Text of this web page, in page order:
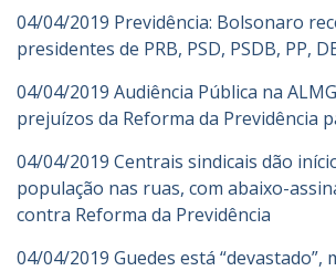
04/04/2019 Previdência: Bolsonaro
presidentes de PRB, PSD, PSDB, PP,
04/04/2019 Audiência Pública na
prejuízos da Reforma da Previdência
04/04/2019 Centrais sindicais dão
população nas ruas, com abaixo-
contra Reforma da Previdência
04/04/2019 Guedes está “devastado”,